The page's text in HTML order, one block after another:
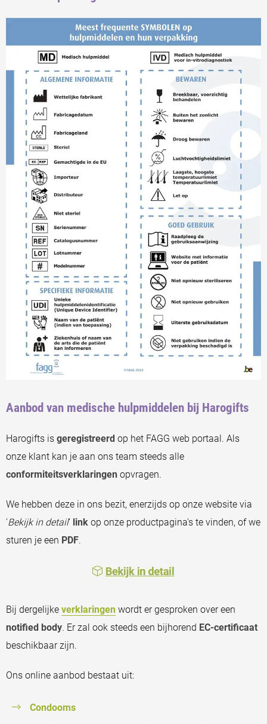
Aanbod van medische hulpmiddelen bij Harogifts
Harogifts is geregistreerd op het FAGG web portaal. Als
onze klant kan je aan ons team steeds alle
conformiteitsverklaringen opvragen.
We hebben deze in ons bezit, enerzijds op onze website via
'Bekijk in detail' link op onze productpagina's te vinden, of we
sturen je een PDF.
Bij dergelijke verklaringen wordt er gesproken over een
notified body. Er zal ook steeds een bijhorend EC-certificaat
beschikbaar zijn.
Ons online aanbod bestaat uit:
Condooms